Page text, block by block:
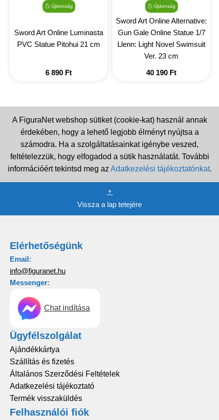
Újdonság
Sword Art Online Luminasta
PVC Statue Pitohui 21 cm
6 890 Ft
Újdonság
Sword Art Online Alternative:
Gun Gale Online Statue 1/7
Llenn: Light Novel Swimsuit
Ver. 23 cm
40 190 Ft
A FiguraNet webshop sütiket (cookie-kat) használ annak
érdekében, hogy a lehető legjobb élményt nyújtsa a
számodra. Ha a szolgáltatásainkat igénybe veszed,
feltételezzük, hogy elfogadod a sütik használatát. További
információért tekintsd meg az Adatkezelési tájékoztatónkat.
Vissza a lap tetejére
Elérhetőségünk
Email:
info@figuranet.hu
Messenger:
Chat indítása
Ügyfélszolgálat
Ajándékkártya
Szállítás és fizetés
Általános Szerződési Feltételek
Adatkezelési tájékoztató
Termék visszaküldés
Felhasználói fiók